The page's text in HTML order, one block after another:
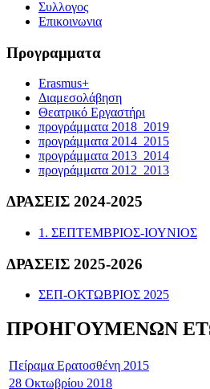
Συλλογος
Επικοινωνια
Προγραμματα
Erasmus+
Διαμεσολάβηση
Θεατρικό Εργαστήρι
προγράμματα 2018_2019
προγράμματα 2014_2015
προγράμματα 2013_2014
προγράμματα 2012_2013
ΔΡΑΣΕΙΣ 2024-2025
1. ΣΕΠΤΕΜΒΡΙΟΣ-ΙΟΥΝΙΟΣ
ΔΡΑΣΕΙΣ 2025-2026
ΣΕΠ-ΟΚΤΩΒΡΙΟΣ 2025
ΠΡΟΗΓΟΥΜΕΝΩΝ
Πείραμα Ερατοσθένη 2015
28 Οκτωβρίου 2018